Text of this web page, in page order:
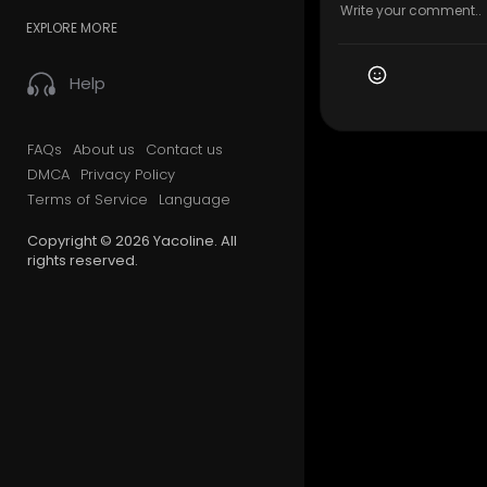
EXPLORE MORE
Help
FAQs About us
Contact us
DMCA Privacy Policy
Terms of Service
Language
Copyright © 2026 Yacoline. All
rights reserved.